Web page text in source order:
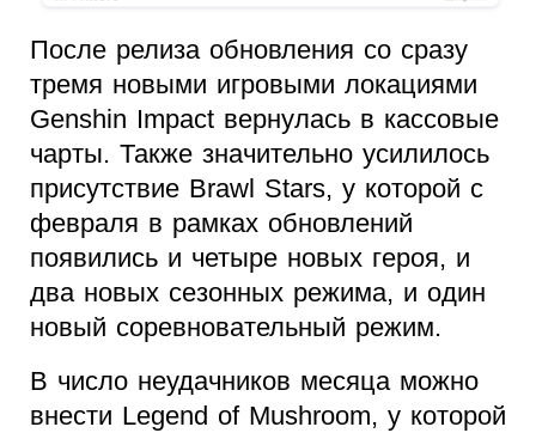
После релиза обновления со сразу
тремя новыми игровыми локациями
Genshin Impaсt вернулась в кассовые
чарты. Также значительно усилилось
присутствие Brawl Stars, у которой с
февраля в рамках обновлений
появились и четыре новых героя, и
два новых сезонных режима, и один
новый соревновательный режим.
В число неудачников месяца можно
внести Legend of Mushroom, у которой